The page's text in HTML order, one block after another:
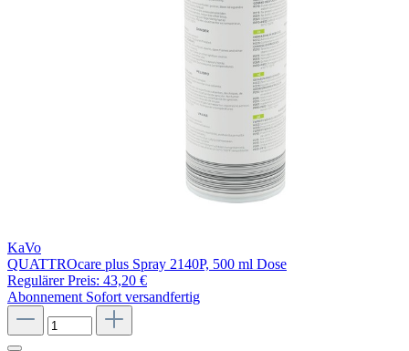
KaVo
QUATTROcare plus Spray 2140P, 500 ml Dose
Regulärer Preis: 43,20 €
Abonnement Sofort versandfertig